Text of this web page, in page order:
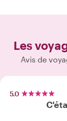
Les
Avis de
5.0